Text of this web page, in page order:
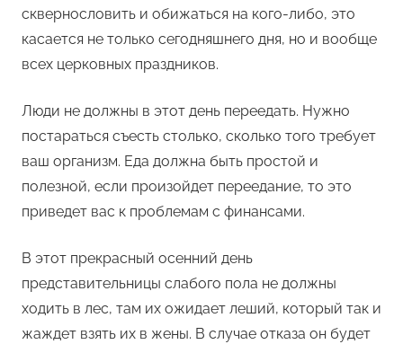
сквернословить и обижаться на кого-либо, это
касается не только сегодняшнего дня, но и вообще
всех церковных праздников.
Люди не должны в этот день переедать. Нужно
постараться съесть столько, сколько того требует
ваш организм. Еда должна быть простой и
полезной, если произойдет переедание, то это
приведет вас к проблемам с финансами.
В этот прекрасный осенний день
представительницы слабого пола не должны
ходить в лес, там их ожидает леший, который так и
жаждет взять их в жены. В случае отказа он будет